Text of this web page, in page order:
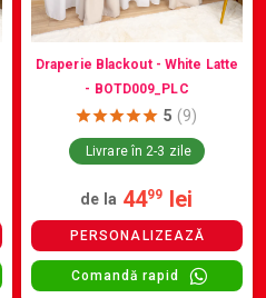
Draperie Blackout - White Latte
- BOTD009_PLC
5 (9)
Livrare în 2-3 zile
de la 4499 lei
PERSONALIZEAZĂ
Comandă rapid